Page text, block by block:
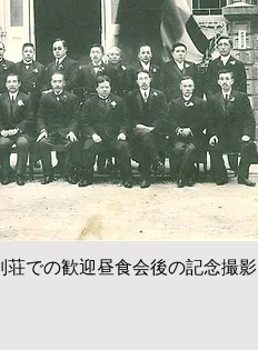
荘での歓迎昼食会後の記念撮影